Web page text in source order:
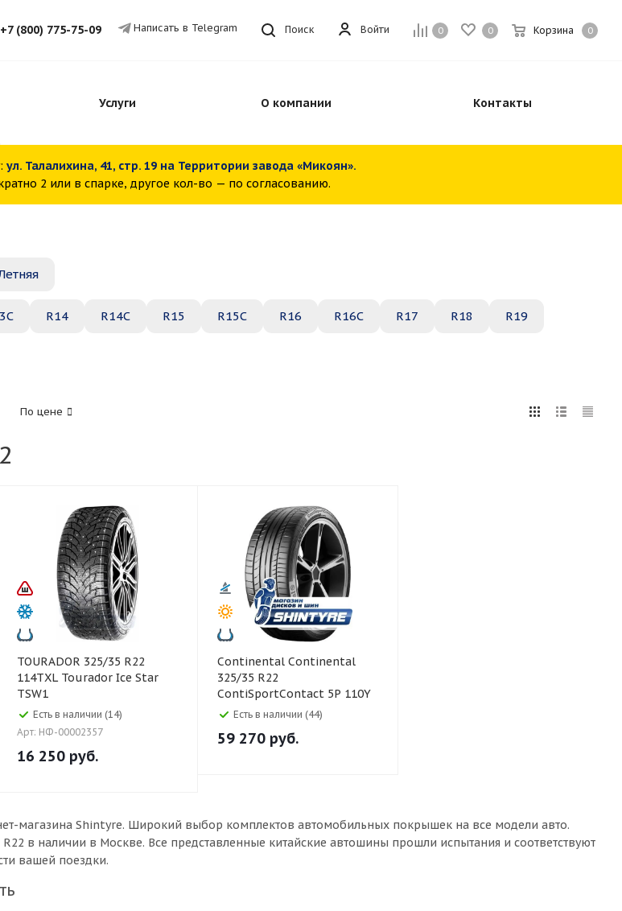
0 0 Корзина 0
Войти
Поиск
+7 (800) 775-75-09 Написать в Telegram
Услуги О компании Контакты
ул. Талалихина, 41, стр. 19 на Территории завода «Микоян».
2 или в спарке, другое кол-во — по согласованию.
R14 R14C R15 R15C R16 R16C R17 R18 R19
45
По цене
TOURADOR 325/35 R22
114TXL Tourador Ice Star
TSW1
Есть в наличии (14)
Арт: НФ-00002357
16 250 руб.
Continental Continental
325/35 R22
ContiSportContact 5P 110Y
Есть в наличии (44)
59 270 руб.
магазина Shintyre. Широкий выбор комплектов автомобильных покрышек на все модели авто.
в наличии в Москве. Все представленные китайские автошины прошли испытания и соответствуют
вашей поездки.